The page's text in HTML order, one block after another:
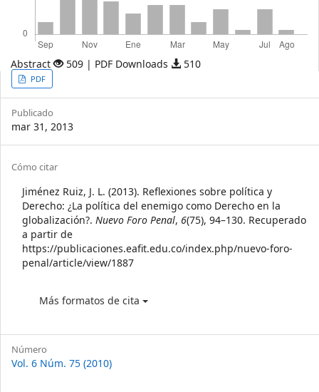
Abstract 509 | PDF Downloads 510
Article
Sidebar
PDF
Publicado
mar 31, 2013
Article
Details
Cómo citar
Jiménez Ruiz, J. L. (2013). Reflexiones sobre política y
Derecho: ¿La política del enemigo como Derecho en la
globalización?. Nuevo Foro Penal, 6(75), 94–130. Recuperado
a partir de
https://publicaciones.eafit.edu.co/index.php/nuevo-foro-
penal/article/view/1887
Más formatos de cita
Número
Vol. 6 Núm. 75 (2010)